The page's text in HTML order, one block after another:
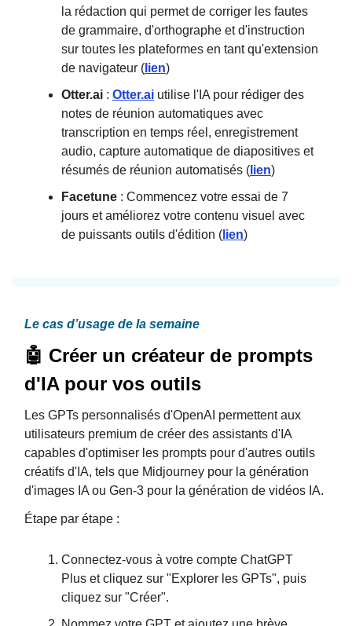
la rédaction qui permet de corriger les fautes
de grammaire, d'orthographe et d'instruction
sur toutes les plateformes en tant qu'extension
de navigateur ( lien)
Otter.ai : Otter.ai utilise l'IA pour rédiger des
notes de réunion automatiques avec
transcription en temps réel, enregistrement
audio, capture automatique de diapositives et
résumés de réunion automatisés ( lien)
Facetune : Commencez votre essai de 7
jours et améliorez votre contenu visuel avec
de puissants outils d'édition ( lien)
Le cas d’usage de la semaine
🤖 Créer un créateur de prompts
d'IA pour vos outils
Les GPTs personnalisés d'OpenAI permettent aux
utilisateurs premium de créer des assistants d'IA
capables d'optimiser les prompts pour d'autres outils
créatifs d'IA, tels que Midjourney pour la génération
d'images IA ou Gen-3 pour la génération de vidéos IA.
Étape par étape :
Connectez-vous à votre compte ChatGPT
Plus et cliquez sur "Explorer les GPTs", puis
cliquez sur "Créer".